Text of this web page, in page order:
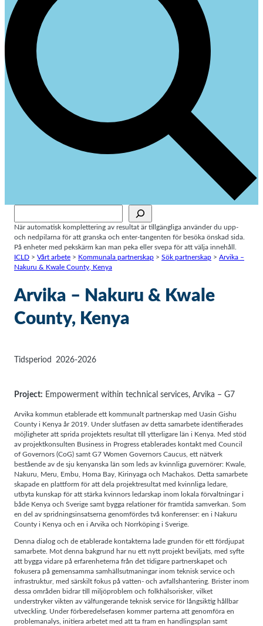
När automatisk komplettering av resultat är tillgängliga använder du upp-
och nedpilarna för att granska och enter-tangenten för besöka önskad sida.
På enheter med pekskärm kan man peka eller svepa för att välja innehåll.
ICLD > Vårt arbete > Kommunala partnerskap > Sök partnerskap > Arvika –
Nakuru & Kwale County, Kenya
Arvika – Nakuru & Kwale
County, Kenya
Tidsperiod 2026-2026
Project: Empowerment within technical services, Arvika – G7
Arvika kommun etablerade ett kommunalt partnerskap med Uasin Gishu
County i Kenya år 2019. Under slutfasen av detta samarbete identifierades
möjligheter att sprida projektets resultat till ytterligare län i Kenya. Med stöd
av projektkonsulten Business in Progress etablerades kontakt med Council
of Governors (CoG) samt G7 Women Governors Caucus, ett nätverk
bestående av de sju kenyanska län som leds av kvinnliga guvernörer: Kwale,
Nakuru, Meru, Embu, Homa Bay, Kirinyaga och Machakos. Detta samarbete
skapade en plattform för att dela projektresultat med kvinnliga ledare,
utbyta kunskap för att stärka kvinnors ledarskap inom lokala förvaltningar i
både Kenya och Sverige samt bygga relationer för framtida samverkan. Som
en del av spridningsinsatserna genomfördes två konferenser: en i Nakuru
County i Kenya och en i Arvika och Norrköping i Sverige.
Denna dialog och de etablerade kontakterna lade grunden för ett fördjupat
samarbete. Mot denna bakgrund har nu ett nytt projekt beviljats, med syfte
att bygga vidare på erfarenheterna från det tidigare partnerskapet och
fokusera på gemensamma samhällsutmaningar inom teknisk service och
infrastruktur, med särskilt fokus på vatten- och avfallshantering. Brister inom
dessa områden bidrar till miljöproblem och folkhälsorisker, vilket
understryker vikten av välfungerande teknisk service för långsiktig hållbar
utveckling. Under förberedelsefasen kommer parterna att genomföra en
problemanalys, initiera arbetet med att ta fram en handlingsplan samt